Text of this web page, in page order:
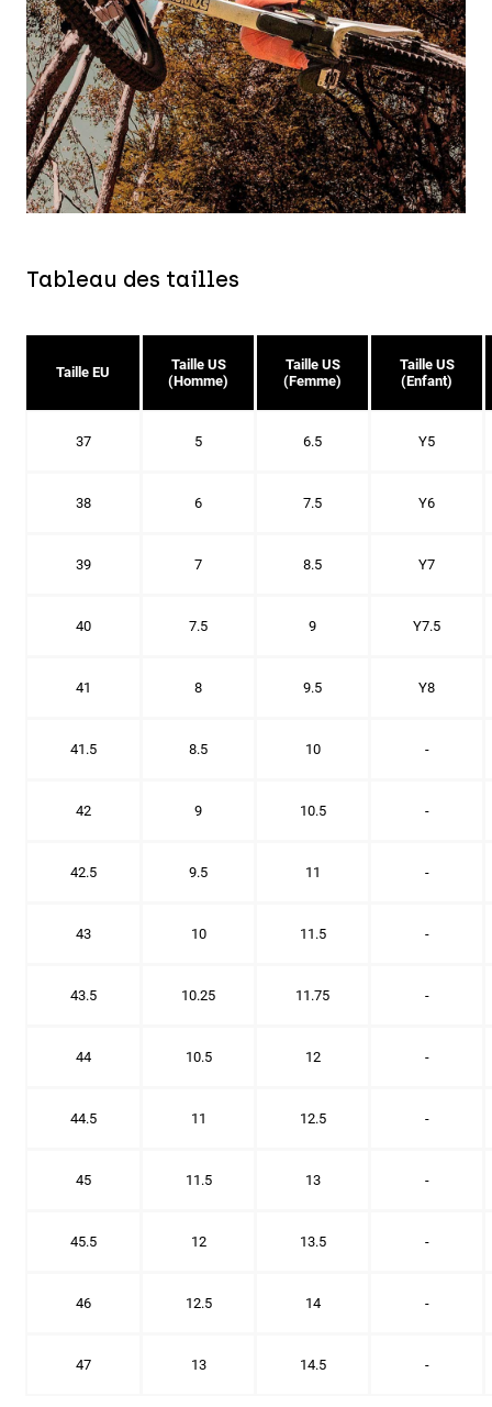
Tableau des tailles
Taille EU
Taille US
(Homme)
Taille US
(Femme)
Taille US
(Enfant)
37 5 6.5 Y5
38 6 7.5 Y6
39 7 8.5 Y7
40 7.5 9 Y7.5
41 8 9.5 Y8
41.5 8.5 10 -
42 9 10.5 -
42.5 9.5 11 -
43 10 11.5 -
43.5 10.25 11.75 -
44 10.5 12 -
44.5 11 12.5 -
45 11.5 13 -
45.5 12 13.5 -
46 12.5 14 -
47 13 14.5 -